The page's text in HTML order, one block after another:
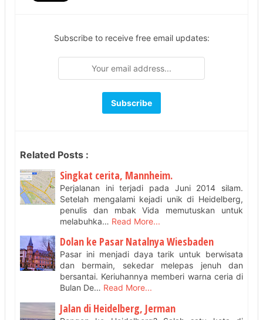
Subscribe to receive free email updates:
Related Posts :
Singkat cerita, Mannheim.
Perjalanan ini terjadi pada Juni 2014 silam.
Setelah mengalami kejadi unik di Heidelberg,
penulis dan mbak Vida memutuskan untuk
melabuhka… Read More...
Dolan ke Pasar Natalnya Wiesbaden
Pasar ini menjadi daya tarik untuk berwisata
dan bermain, sekedar melepas jenuh dan
bersantai. Keriuhannya memberi warna ceria di
Bulan De… Read More...
Jalan di Heidelberg, Jerman